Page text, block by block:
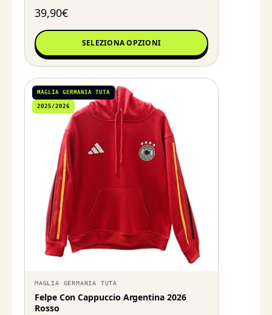
39,90€
SELEZIONA OPZIONI
MAGLIA GERMANIA TUTA
2025/2026
MAGLIA GERMANIA TUTA
Felpe Con Cappuccio Argentina 2026
Rosso